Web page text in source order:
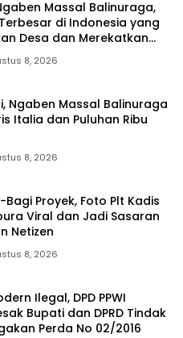
Massal Balinuraga,
di Indonesia yang
Desa dan Merekatkan
8, 2026
Ngaben Massal Balinuraga
Italia dan Puluhan Ribu
8, 2026
Proyek, Foto Plt Kadis
Viral dan Jadi Sasaran
Netizen
8, 2026
Ilegal, DPD PPWI
Bupati dan DPRD Tindak
Perda No 02/2016